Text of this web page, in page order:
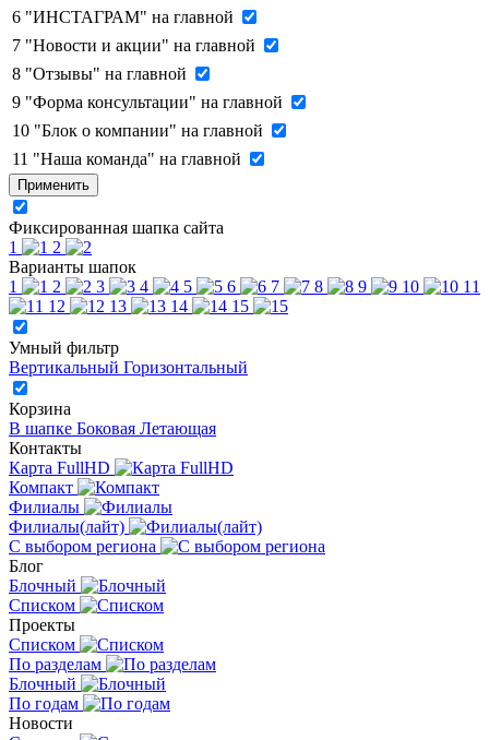
6 "ИНСТАГРАМ" на главной
7 "Новости и акции" на главной
8 "Отзывы" на главной
9 "Форма консультации" на главной
10 "Блок о компании" на главной
11 "Наша команда" на главной
Применить
Фиксированная шапка сайта
1
2
Варианты шапок
1
2 3 4 5 6 7 8 9 10
11
12
13 14 15
Умный фильтр
Вертикальный Горизонтальный
Корзина
В шапке Боковая Летающая
Контакты
Карта FullHD
Компакт
Филиалы
Филиалы(лайт)
С выбором региона
Блог
Блочный
Списком
Проекты
Списком
По разделам
Блочный
По годам
Новости